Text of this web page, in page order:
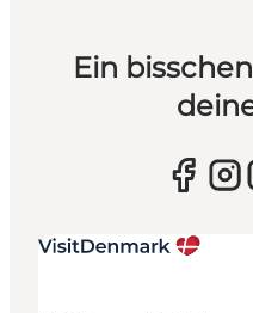
Ein